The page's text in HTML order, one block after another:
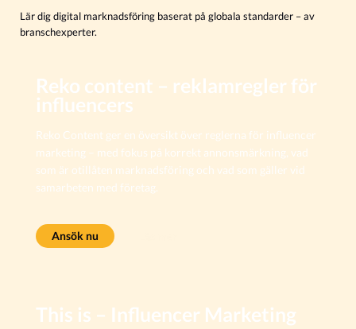
Lär dig digital marknadsföring baserat på globala standarder – av
branschexperter.
Reko content – reklamregler för
influencers
Reko Content ger en översikt över reglerna för influencer
marketing – med fokus på korrekt annonsmärkning, vad
som är otillåten marknadsföring och vad som gäller vid
samarbeten med företag.
Ansök nu
This is – Influencer Marketing